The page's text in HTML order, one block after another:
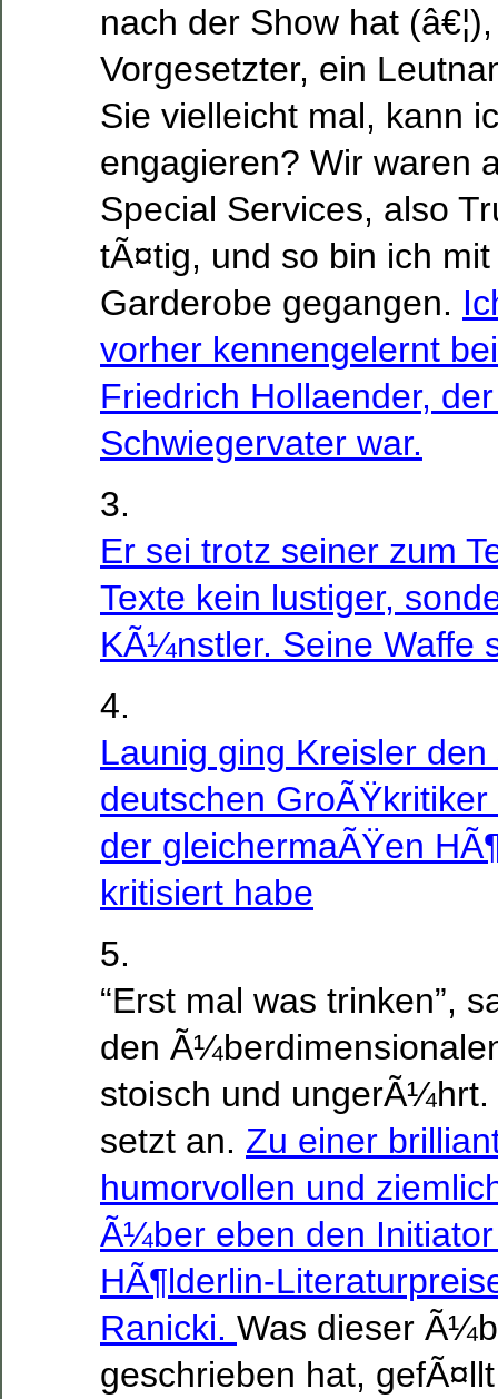
nach der Show hat
Vorgesetzter, ein
Sie vielleicht mal, kann
engagieren? Wir waren
Special Services, also
tÃ¤tig, und so bin ich
Garderobe gegangen.
vorher kennengelernt
Friedrich Hollaender,
Schwiegervater war.
3.
Er sei trotz seiner zum
Texte kein lustiger,
KÃ¼nstler. Seine Waffe
4.
Launig ging Kreisler
deutschen
der gleichermaÃŸen
kritisiert habe
5.
“Erst mal was trinken”,
den
stoisch und ungerÃ¼hrt.
setzt an. Zu einer
humorvollen und
Ã¼ber eben den
HÃ¶lderlin-
Ranicki. Was dieser
geschrieben hat,